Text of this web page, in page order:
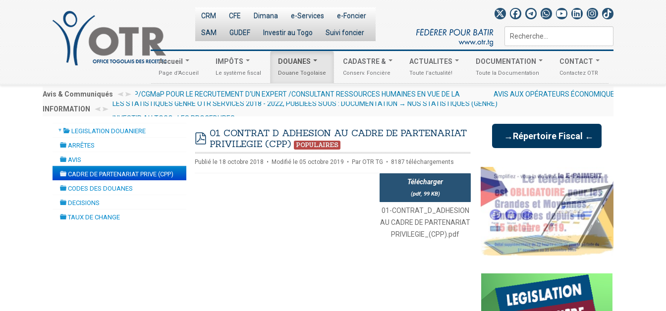
CRM CFE Dimana e-Services e-Foncier
SAM GUDEF Investir au Togo Suivi foncier Rechercher
Accueil
Page d'Accueil
IMPÔTS
Le système fiscal
DOUANES
Douane Togolaise
CADASTRE &
Conserv. Foncière
ACTUALITES
Toute l'actualité!
DOCUMENTATION
Toute la Documentation
CONTACT
Contactez OTR
Avis & Communiqués
/CONSULTANT RESSOURCES HUMAINES EN VUE DE LA
AVIS AUX OPÉRATEURS ÉCONOMIQUES N° 012/2026/OTR/CG/CDDI RELATIF À L'EXCLUSIVITÉ DES DÉCLARATIONS À UN UNIQUE
INFORMATION
LES STATISTIQUES GENRE OTR SERVICES 2018 - 2022, PUBLIEES SOUS : DOCUMENTATION → NOS STATISTIQUES (GENRE)
▼ LEGISLATION DOUANIERE
ARRÊTES
folder
AVIS
folder
CADRE DE PARTENARIAT PRIVE (CPP)
CODES DES DOUANES
DECISIONS
TAUX DE CHANGE
pdf
01 CONTRAT D ADHESION AU CADRE DE PARTENARIAT
PRIVILEGIE (CPP)
POPULAIRES
Publié le 18 octobre 2018 Modifié le 05 octobre 2019 Par OTR TG 8187 téléchargements
Télécharger
(pdf, 99 KB)
01-CONTRAT_D_ADHESION
AU CADRE DE PARTENARIAT
PRIVILEGIE_(CPP).pdf
→Répertoire Fiscal ←